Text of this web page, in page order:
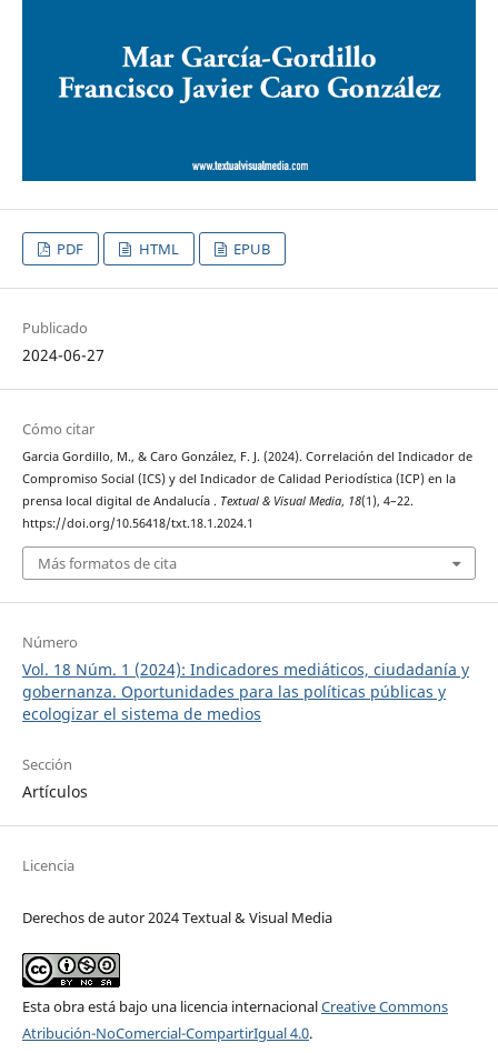
PDF HTML EPUB
Publicado
2024-06-27
Cómo citar
Garcia Gordillo, M., & Caro González, F. J. (2024). Correlación del Indicador de
Compromiso Social (ICS) y del Indicador de Calidad Periodística (ICP) en la
prensa local digital de Andalucía . Textual & Visual Media, 18(1), 4–22.
https://doi.org/10.56418/txt.18.1.2024.1
Más formatos de cita
Número
Vol. 18 Núm. 1 (2024): Indicadores mediáticos, ciudadanía y
gobernanza. Oportunidades para las políticas públicas y
ecologizar el sistema de medios
Sección
Artículos
Licencia
Derechos de autor 2024 Textual & Visual Media
Esta obra está bajo una licencia internacionalCreative Commons
Atribución-NoComercial-CompartirIgual 4.0.